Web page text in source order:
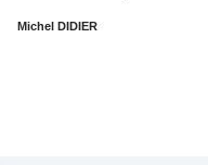
Michel DIDIER